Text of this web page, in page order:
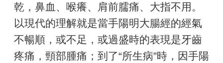
乾，鼻血、喉癢、肩前臑痛、大指不用。
以現代的理解就是當手陽明大腸經的經氣
不暢順，或不足，或過盛時的表現是牙齒
疼痛，頸部腫痛；到了“所生病”時，因手陽